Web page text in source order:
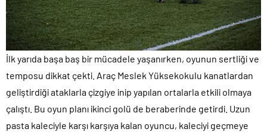
İlk yarıda başa baş bir mücadele yaşanırken, oyunun sertliği ve
temposu dikkat çekti. Araç Meslek Yüksekokulu kanatlardan
geliştirdiği ataklarla çizgiye inip yapılan ortalarla etkili olmaya
çalıştı. Bu oyun planı ikinci golü de beraberinde getirdi. Uzun
pasta kaleciyle karşı karşıya kalan oyuncu, kaleciyi geçmeye